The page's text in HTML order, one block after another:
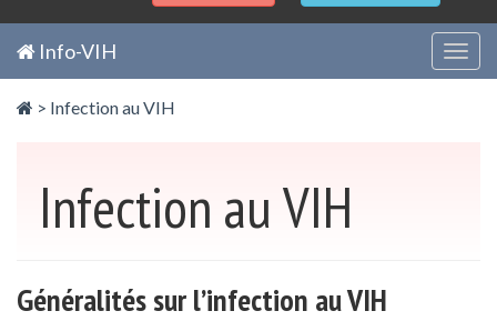
Info-VIH
> Infection au VIH
Infection au VIH
Généralités sur l’infection au VIH